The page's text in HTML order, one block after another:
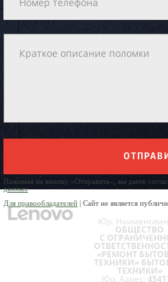
Нажимая на кнопку «Отправить», вы даете
данных
Для правообладателей | Сайт не является
Юр.
ОБЩЕСТВО
С
«РЕМОНТ
ТЕХНИКИ»
ТЕХНИКИ»
Юр. Адрес: